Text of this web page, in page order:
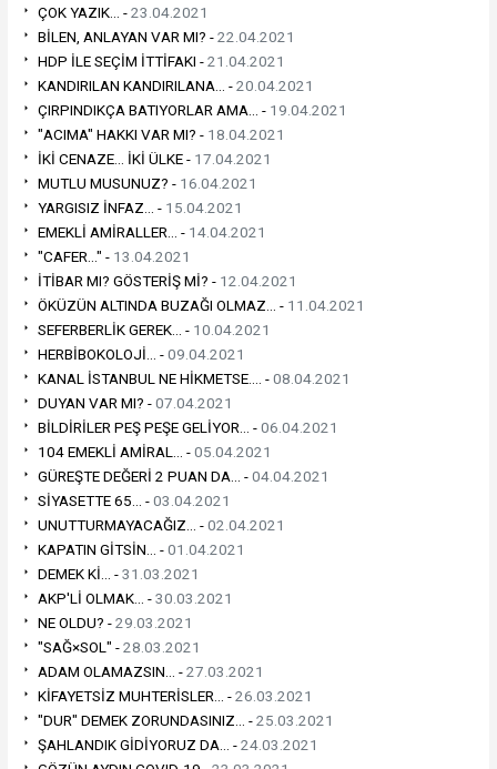
ÇOK YAZIK... -23.04.2021
BİLEN, ANLAYAN VAR MI? -22.04.2021
HDP İLE SEÇİM İTTİFAKI -21.04.2021
KANDIRILAN KANDIRILANA... -20.04.2021
ÇIRPINDIKÇA BATIYORLAR AMA... - 19.04.2021
"ACIMA" HAKKI VAR MI? - 18.04.2021
İKİ CENAZE... İKİ ÜLKE - 17.04.2021
MUTLU MUSUNUZ? - 16.04.2021
YARGISIZ İNFAZ... - 15.04.2021
EMEKLİ AMİRALLER... - 14.04.2021
"CAFER..." - 13.04.2021
İTİBAR MI? GÖSTERİŞ Mİ? - 12.04.2021
ÖKÜZÜN ALTINDA BUZAĞI OLMAZ... - 11.04.2021
SEFERBERLİK GEREK... - 10.04.2021
HERBİBOKOLOJİ... -09.04.2021
KANAL İSTANBUL NE HİKMETSE.... -08.04.2021
DUYAN VAR MI? -07.04.2021
BİLDİRİLER PEŞ PEŞE GELİYOR... -06.04.2021
104 EMEKLİ AMİRAL... -05.04.2021
GÜREŞTE DEĞERİ 2 PUAN DA... -04.04.2021
SİYASETTE 65... -03.04.2021
UNUTTURMAYACAĞIZ... -02.04.2021
KAPATIN GİTSİN... -01.04.2021
DEMEK Kİ... -31.03.2021
AKP'Lİ OLMAK... -30.03.2021
NE OLDU? -29.03.2021
"SAĞ×SOL" -28.03.2021
ADAM OLAMAZSIN... -27.03.2021
KİFAYETSİZ MUHTERİSLER... -26.03.2021
"DUR" DEMEK ZORUNDASINIZ... -25.03.2021
ŞAHLANDIK GİDİYORUZ DA... -24.03.2021